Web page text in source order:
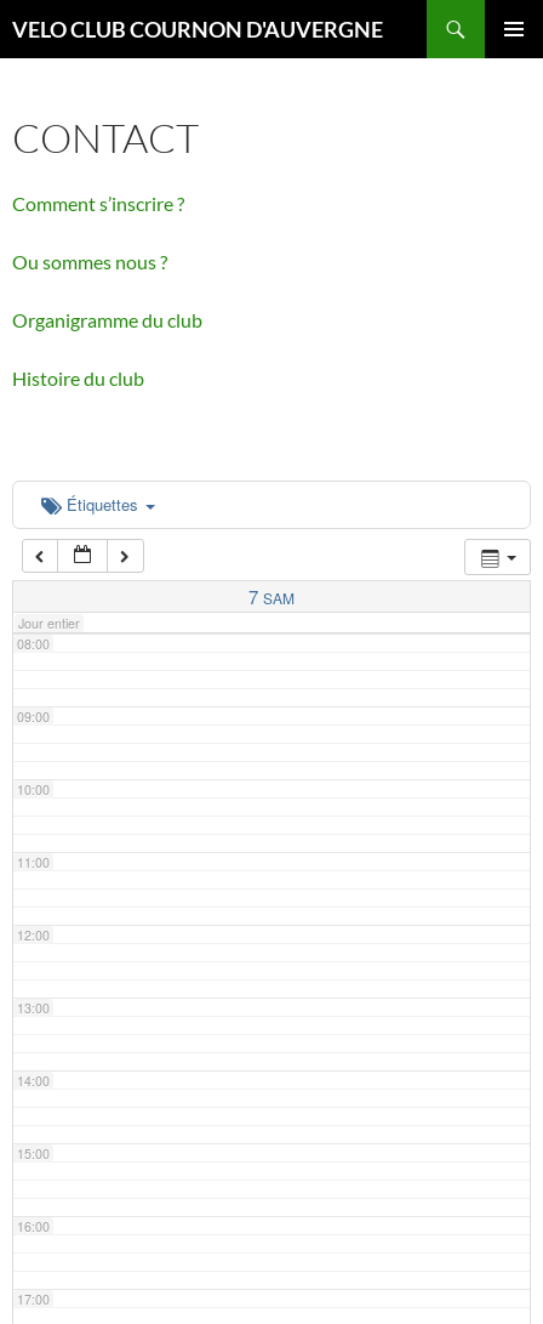
auVELO CLUB COURNON D'AUVERGNE
CONTACT
Comment s’inscrire ?
Ou sommes nous ?
Organigramme du club
Histoire du club
Étiquettes
7 SAM
Jour entier
00:00
01:00
02:00
06:00
07:00
08:00
09:00
10:00
11:00
12:00
13:00
14:00
15:00
16:00
17:00